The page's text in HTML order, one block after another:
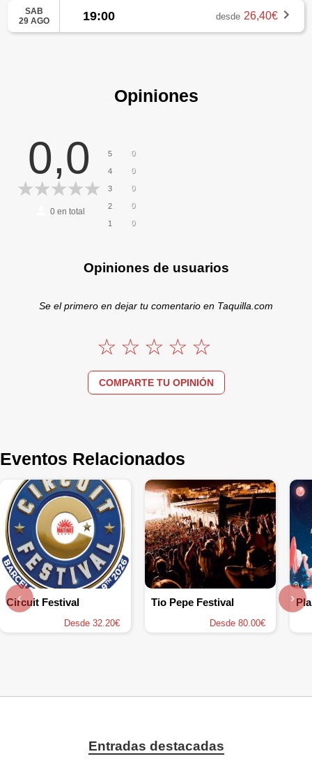
SAB
29 AGO
19:00 desde 26,40€
Opiniones
0,0
0en total
5 0
4 0
3 0
2 0
1 0
Opiniones de usuarios
Se el primero en dejar tu comentario en Taquilla.com
COMPARTE TU OPINIÓN
Eventos Relacionados
Circuit Festival
Desde 32.20€
Tio Pepe Festival
Desde 80.00€
‹ ›
Entradas destacadas